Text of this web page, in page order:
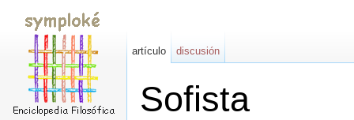
Sofista
artículo discusión